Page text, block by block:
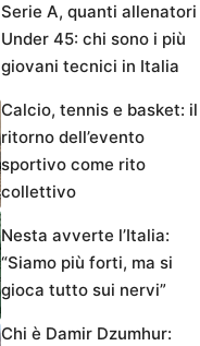
Serie A, quanti allenatori
Under 45: chi sono i più
giovani tecnici in Italia
Calcio, tennis e basket: il
ritorno dell’evento
sportivo come rito
collettivo
Nesta avverte l’Italia:
“Siamo più forti, ma si
gioca tutto sui nervi”
Chi è Damir Dzumhur: